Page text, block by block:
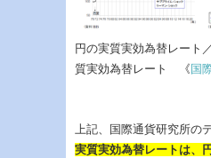
円の実質実効為替レート
質実効為替レート 《 国
上記、国際通貨研究所の
実質実効為替レートは、